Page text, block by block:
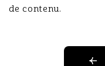
de contenu.